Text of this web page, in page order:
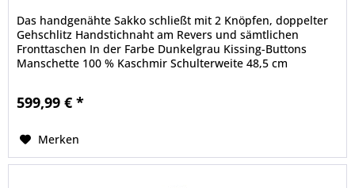
Das handgenähte Sakko schließt mit 2 Knöpfen, doppelter
Gehschlitz Handstichnaht am Revers und sämtlichen
Fronttaschen In der Farbe Dunkelgrau Kissing-Buttons
Manschette 100 % Kaschmir Schulterweite 48,5 cm
599,99 € *
Merken